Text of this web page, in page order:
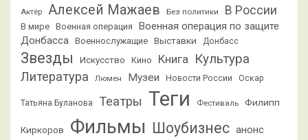
Актёр Алексей Мажаев Без политики В России
В мире Военная операция
Военная операция по защите
Донбасса
Военнослужащие Выставки Донбасс
Звезды Искусство Кино Книга Культура
Литература Люмен Музеи Новости России Оскар
Татьяна Буланова Театры Теги Фестиваль Филипп
Киркоров Фильмы Шоубизнес анонс